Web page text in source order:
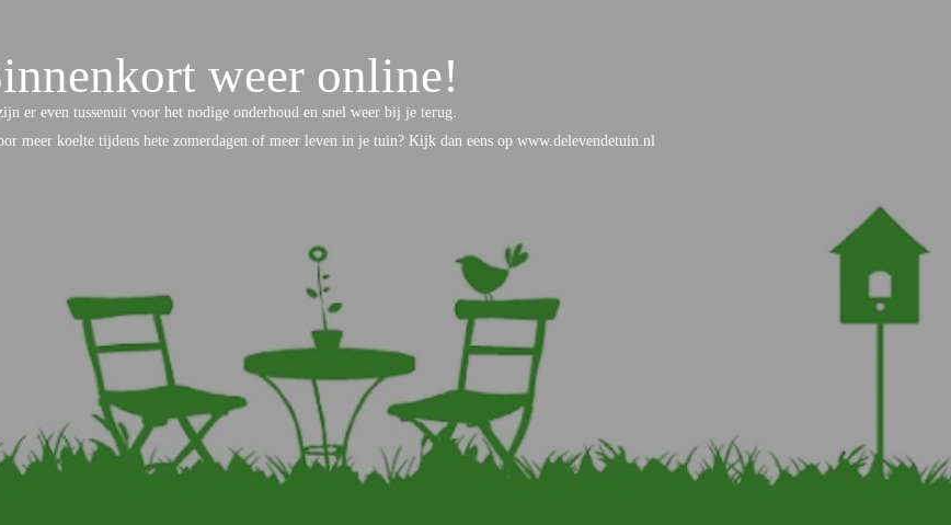
weer online!
er even tussenuit voor het nodige onderhoud en snel weer bij je terug.
meer koelte tijdens hete zomerdagen of meer leven in je tuin? Kijk dan eens op www.delevendetuin.nl